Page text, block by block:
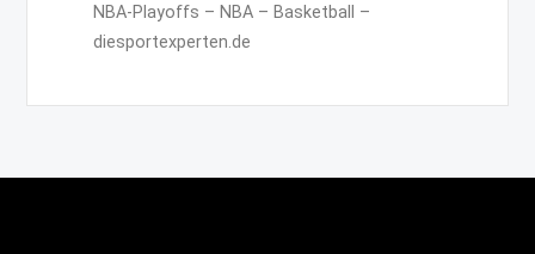
NBA-Playoffs – NBA – Basketball –
diesportexperten.de